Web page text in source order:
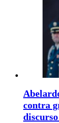
contra